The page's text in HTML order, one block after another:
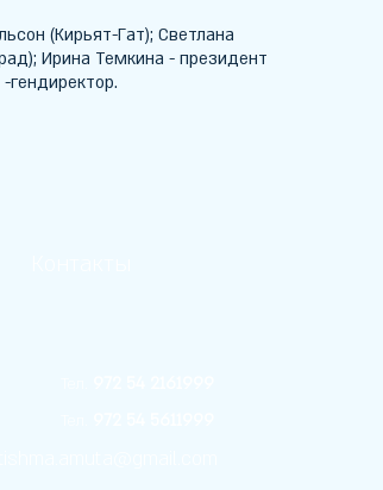
(Кирьят-Гат); Светлана
Ирина Темкина - президент